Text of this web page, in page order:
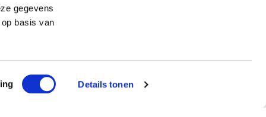
gegevens
basis van
Details tonen